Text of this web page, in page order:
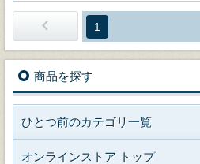
1
商品を探す
ひとつ前のカテゴリ一覧
オンラインストア トップ